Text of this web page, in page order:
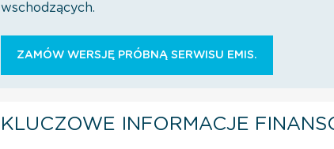
wschodzących.
ZAMÓW WERSJĘ PRÓBNĄ SERWISU EMIS.
KLUCZOWE INFORMACJE